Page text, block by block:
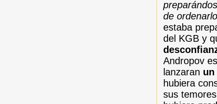
de
estaba
del KGB y
Andropov
lanzaran un
hubiera
sus